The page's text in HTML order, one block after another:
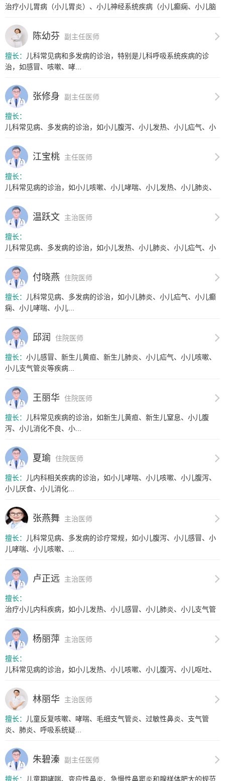
治疗小儿胃病（小儿胃炎）、小儿神经系统疾病（小儿癫痫、小儿脑
陈幼芬 副主任医师
擅长：
儿科常见病和多发病的诊治，特别是儿科呼吸系统疾病的诊
治，如感冒、咳嗽、哮...
张修身 副主任医师
擅长：
儿科常见病、多发病的诊治，如小儿腹泻、小儿发热、小儿疝气、小
江宝桃 主任医师
擅长：
儿科常见病的诊治，如小儿咳嗽、小儿哮喘、小儿发热、小儿肺炎、
温跃文 主治医师
擅长：
儿科常见病、多发病的诊治，如小儿发热、小儿肺炎、小儿疝气、小
付晓燕 住院医师
擅长：
儿科常见病、多发病的诊治，如小儿肺炎、小儿疝气、小儿癫
痫、小儿哮喘、小儿...
邱润 住院医师
擅长： 小儿感冒、新生儿黄疸、新生儿肺炎、小儿疝气、小儿咳嗽、
小儿支气管炎等疾病...
王丽华 住院医师
擅长：
儿科常见疾病的诊治，如新生儿黄疸、新生儿窒息、小儿腹
泻、小儿消化不良、小...
夏瑜 住院医师
擅长：
儿内科相关疾病的诊治，如小儿哮喘、小儿咳嗽、小儿腹泻、
小儿厌食、小儿消化...
张燕舞 主治医师
擅长：
儿科常见病、多发病的诊疗常规，如小儿腹泻、小儿感冒、小
儿哮喘、小儿咳嗽、...
卢正远 主治医师
擅长：
治疗小儿内科疾病，如小儿发热、小儿感冒、小儿肺炎、小儿支气管
杨丽萍 主治医师
擅长：
儿科常见病的诊治，如小儿发热、小儿咳嗽、小儿腹泻、小儿呕吐、
林丽华 主治医师
擅长：
儿童反复咳嗽、哮喘、毛细支气管炎、过敏性鼻炎、支气管
炎、肺炎、呼吸系统疑...
朱碧溱 副主任医师
擅长： 儿童期哮喘、变应性鼻炎、急慢性鼻窦炎和腺样体肥大的规范